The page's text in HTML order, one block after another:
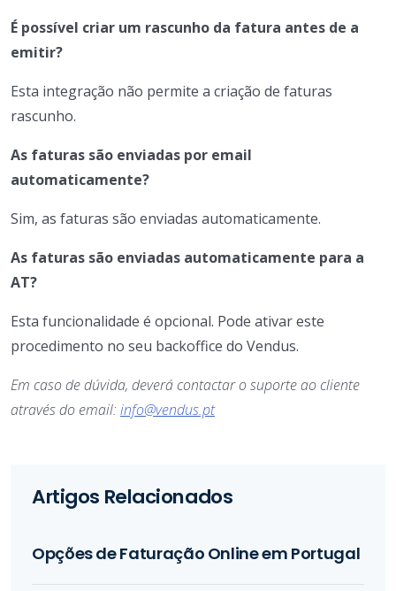
É possível criar um rascunho da fatura antes de a
emitir?
Esta integração não permite a criação de faturas
rascunho.
As faturas são enviadas por email
automaticamente?
Sim, as faturas são enviadas automaticamente.
As faturas são enviadas automaticamente para a
AT?
Esta funcionalidade é opcional. Pode ativar este
procedimento no seu backoffice do Vendus.
Em caso de dúvida, deverá contactar o suporte ao cliente
através do email: info@vendus.pt
Artigos Relacionados
Opções de Faturação Online em Portugal